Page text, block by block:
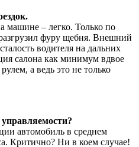
машине – легко. Только по
фуру щебня. Внешний
водителя на дальних
салона как минимум вдвое
а ведь это не только
автомобиль в среднем
Критично? Ни в коем случае!